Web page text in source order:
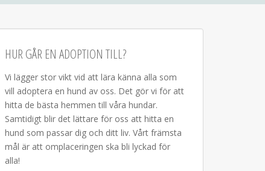
HUR GÅR EN ADOPTION TILL?
Vi lägger stor vikt vid att lära känna alla som
vill adoptera en hund av oss. Det gör vi för att
hitta de bästa hemmen till våra hundar.
Samtidigt blir det lättare för oss att hitta en
hund som passar dig och ditt liv. Vårt främsta
mål är att omplaceringen ska bli lyckad för
alla!